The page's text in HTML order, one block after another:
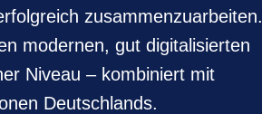
zusammenzuarbeiten.
modernen, gut digitalisierten
Niveau – kombiniert mit
Deutschlands.